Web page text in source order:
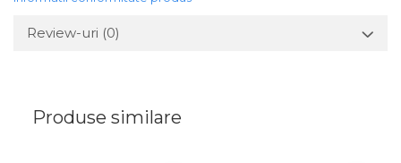
(84.0 kcal).
Mod de servire:Serviti hrana la temperatura camerei. Cainele
Review-uri (0)
Produse similare